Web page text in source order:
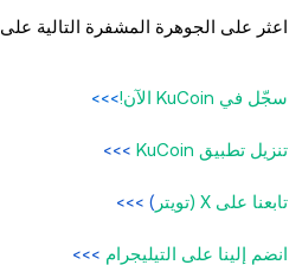
اعثر على الجوهرة المشفرة التالية على KuCoin!
سجّل في KuCoin الآن! >>>
تنزيل تطبيق KuCoin >>>
تابعنا على X (تويتر ) >>>
انضم إلينا على التيليجرام >>>